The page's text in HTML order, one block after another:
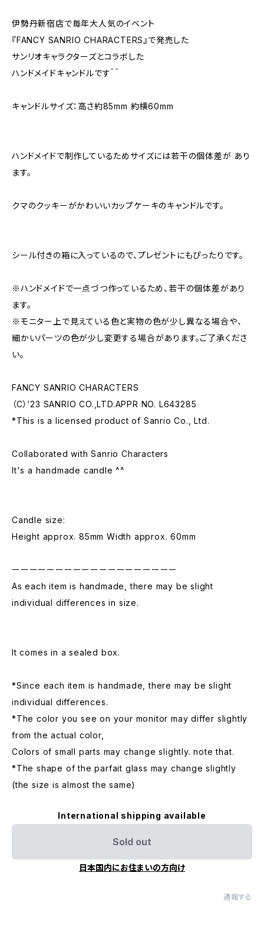
伊勢丹新宿店で毎年大人気のイベント
『FANCY SANRIO CHARACTERS』で発売した
サンリオキャラクターズとコラボした
ハンドメイドキャンドルです＾＾
キャンドルサイズ：高さ約85mm 約横60mm
ハンドメイドで制作しているためサイズには若干の個体差が あり
ます。
クマのクッキーがかわいいカップケーキのキャンドルです。
シール付きの箱に入っているので、プレゼントにもぴったりです。
※ハンドメイドで一点づつ作っているため、若干の個体差があり
ます。
※モニター上で見えている色と実物の色が少し異なる場合や、
細かいパーツの色が少し変更する場合があります。ご了承くださ
い。
FANCY SANRIO CHARACTERS
（C）’23 SANRIO CO.,LTD.APPR NO. L643285
*This is a licensed product of Sanrio Co., Ltd.
Collaborated with Sanrio Characters
It's a handmade candle ^^
Candle size:
Height approx. 85mm Width approx. 60mm
ーーーーーーーーーーーーーーーーーーー
As each item is handmade, there may be slight
individual differences in size.
It comes in a sealed box.
*Since each item is handmade, there may be slight
individual differences.
*The color you see on your monitor may differ slightly
from the actual color,
Colors of small parts may change slightly. note that.
*The shape of the parfait glass may change slightly
(the size is almost the same)
International shipping available
Sold out
日本国内にお住まいの方向け
通報する